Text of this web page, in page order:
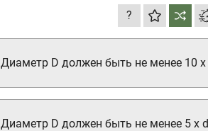
?
Диаметр D должен быть не менее 5 x
Диаметр D должен быть не менее 10 x